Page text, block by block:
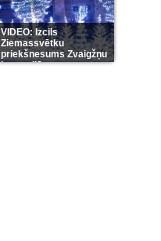
VIDEO: Izcils
Ziemassvētku
priekšnesums Zvaigžņu
karu stilā(7)